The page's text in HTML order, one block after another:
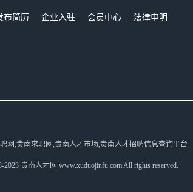
布简历 企业入驻 会员中心
法律申明
网,贵南求职网,贵南人才市场,贵南人才招聘信息查询平台
2023 贵南人才网 www.xuduojinfu.com All rights reserved.